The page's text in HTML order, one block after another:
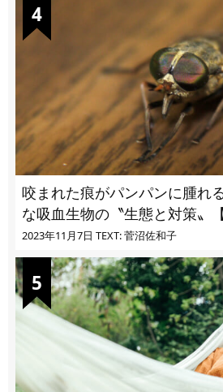
咬まれた痕がパンパンに腫
な吸血生物の〝生態と対策
ユ・ヌカカ】
2023年11月7日 TEXT: 菅沼佐和子